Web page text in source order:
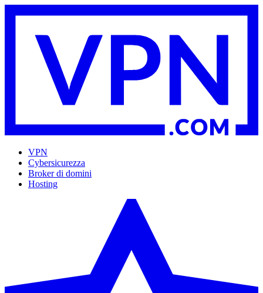
VPN
Cybersicurezza
Broker di domini
Hosting